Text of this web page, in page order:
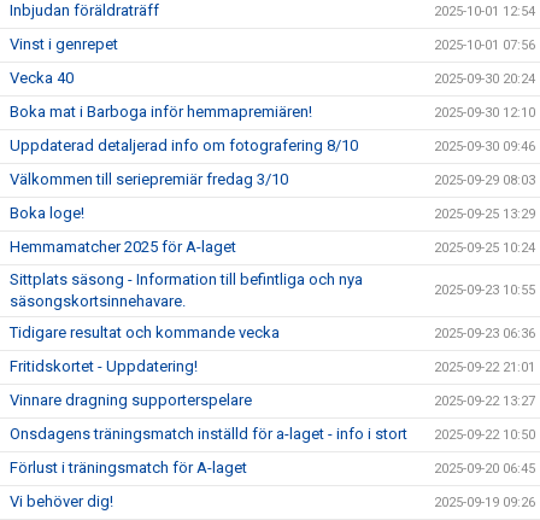
Inbjudan föräldraträff 2025-10-01 12:54
Vinst i genrepet 2025-10-01 07:56
Vecka 40 2025-09-30 20:24
Boka mat i Barboga inför hemmapremiären! 2025-09-30 12:10
Uppdaterad detaljerad info om fotografering 8/10 2025-09-30 09:46
Välkommen till seriepremiär fredag 3/10 2025-09-29 08:03
Boka loge! 2025-09-25 13:29
Hemmamatcher 2025 för A-laget 2025-09-25 10:24
Sittplats säsong - Information till befintliga och nya
säsongskortsinnehavare.
2025-09-23 10:55
Tidigare resultat och kommande vecka 2025-09-23 06:36
Fritidskortet - Uppdatering! 2025-09-22 21:01
Vinnare dragning supporterspelare 2025-09-22 13:27
Onsdagens träningsmatch inställd för a-laget - info i stort 2025-09-22 10:50
Förlust i träningsmatch för A-laget 2025-09-20 06:45
Vi behöver dig! 2025-09-19 09:26